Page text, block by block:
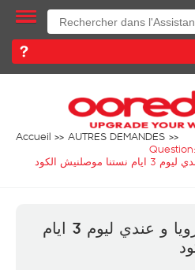
Accueil
AUTRES DEMANDES
الكود
عملت فيسبوك بنمرويا و عندي ليوم 3 ايام